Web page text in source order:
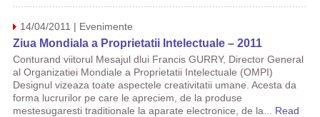
14/04/2011 | Evenimente
Ziua Mondiala a Proprietatii Intelectuale – 2011
Conturand viitorul Mesajul dlui Francis GURRY, Director General
al Organizatiei Mondiale a Proprietatii Intelectuale (OMPI)
Designul vizeaza toate aspectele creativitatii umane. Acesta da
forma lucrurilor pe care le apreciem, de la produse
mestesugaresti traditionale la aparate electronice, de la... Read